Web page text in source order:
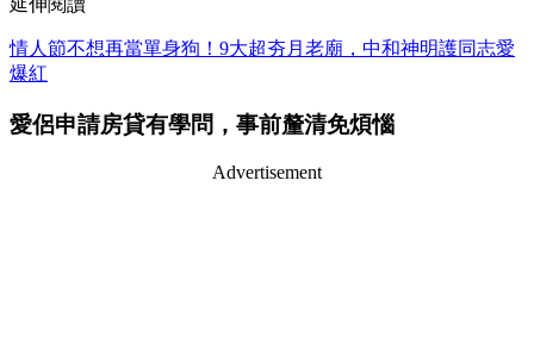
情人節不想再當單身狗！9大超夯月老廟，中和神明護同志愛
爆紅
愛侶申請房貸有學問，事前釐清免煩惱
Advertisement